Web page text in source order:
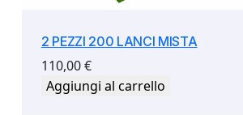
2 PEZZI 200 LANCI MISTA
110,00€
Aggiungi al carrello